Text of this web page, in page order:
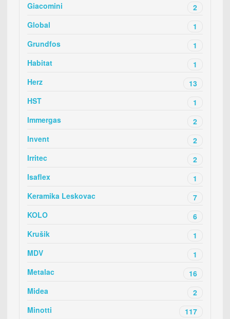
Giacomini
2
Global
1
Grundfos
1
Habitat
1
Herz
13
HST
1
Immergas
2
Invent
2
Irritec
2
Isaflex
1
Keramika Leskovac
7
KOLO
6
Krušik
1
MDV
1
Metalac
16
Midea
2
Minotti
117